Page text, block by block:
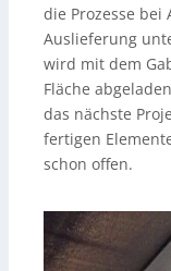
die Prozesse
Auslieferung
wird mit dem
Fläche
das nächste
fertigen
schon offen.